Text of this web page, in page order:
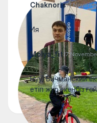
Chaknoris17
Ия
Molya_fit17
Нуу) Бичманский
етіп жүр екенбіз